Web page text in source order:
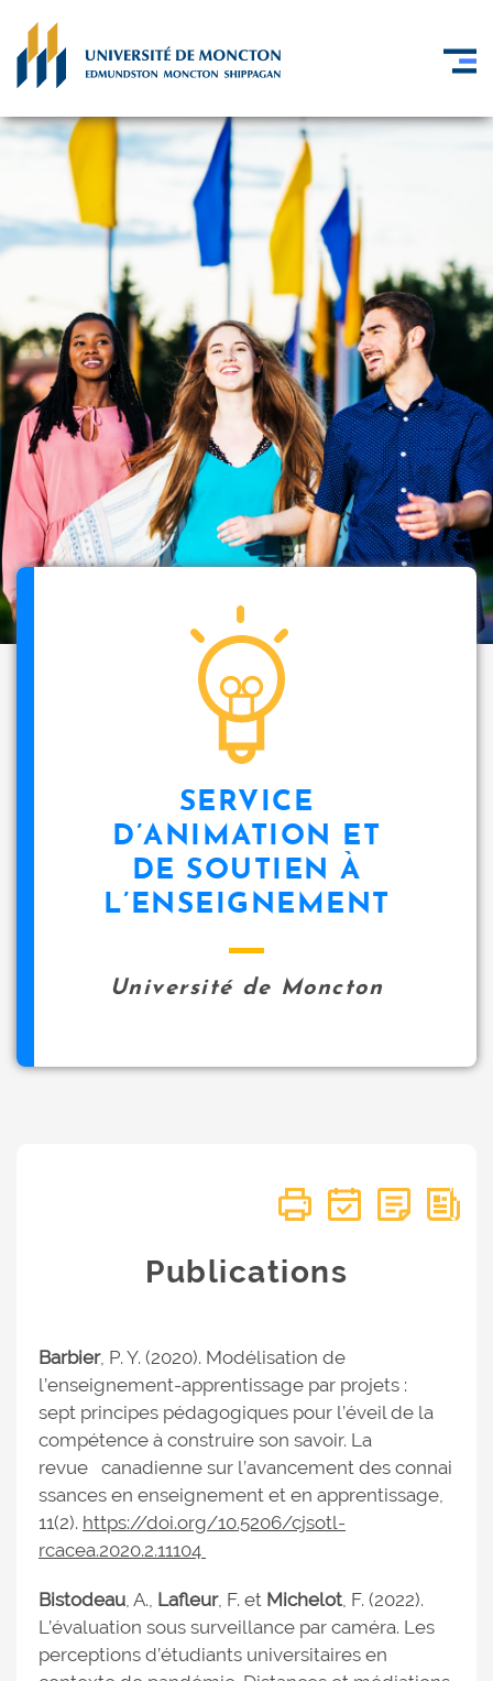
SERVICE
D’ANIMATION ET
DE SOUTIEN À
L’ENSEIGNEMENT
Université de Moncton
Publications
Barbier, P. Y. (2020). Modélisation de
l’enseignement-apprentissage par projets :
sept principes pédagogiques pour l’éveil de la
compétence à construire son savoir. La
revue canadienne sur l’avancement des connai
ssances en enseignement et en apprentissage,
11(2). https://doi.org/10.5206/cjsotl-
rcacea.2020.2.11104
Bistodeau, A., Lafleur, F. et Michelot, F. (2022).
L’évaluation sous surveillance par caméra. Les
perceptions d’étudiants universitaires en